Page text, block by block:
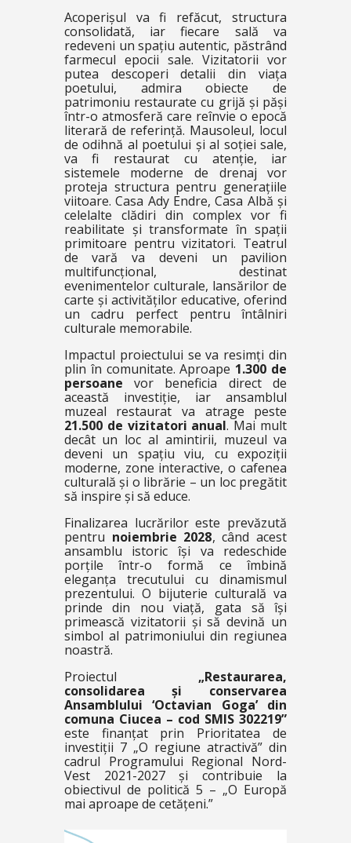
Acoperișul va fi refăcut, structura
consolidată, iar fiecare sală va
redeveni un spațiu autentic, păstrând
farmecul epocii sale. Vizitatorii vor
putea descoperi detalii din viața
poetului, admira obiecte de
patrimoniu restaurate cu grijă și păși
într-o atmosferă care reînvie o epocă
literară de referință. Mausoleul, locul
de odihnă al poetului și al soției sale,
va fi restaurat cu atenție, iar
sistemele moderne de drenaj vor
proteja structura pentru generațiile
viitoare. Casa Ady Endre, Casa Albă și
celelalte clădiri din complex vor fi
reabilitate și transformate în spații
primitoare pentru vizitatori. Teatrul
de vară va deveni un pavilion
multifuncțional, destinat
evenimentelor culturale, lansărilor de
carte și activităților educative, oferind
un cadru perfect pentru întâlniri
culturale memorabile.
Impactul proiectului se va resimți din
plin în comunitate. Aproape 1.300 de
persoane vor beneficia direct de
această investiție, iar ansamblul
muzeal restaurat va atrage peste
21.500 de vizitatori anual. Mai mult
decât un loc al amintirii, muzeul va
deveni un spațiu viu, cu expoziții
moderne, zone interactive, o cafenea
culturală și o librărie – un loc pregătit
să inspire și să educe.
Finalizarea lucrărilor este prevăzută
pentru noiembrie 2028, când acest
ansamblu istoric își va redeschide
porțile într-o formă ce îmbină
eleganța trecutului cu dinamismul
prezentului. O bijuterie culturală va
prinde din nou viață, gata să își
primească vizitatorii și să devină un
simbol al patrimoniului din regiunea
noastră.
Proiectul „Restaurarea,
consolidarea și conservarea
Ansamblului ‘Octavian Goga’ din
comuna Ciucea – cod SMIS 302219”
este finanțat prin Prioritatea de
investiții 7 „O regiune atractivă” din
cadrul Programului Regional Nord-
Vest 2021-2027 și contribuie la
obiectivul de politică 5 – „O Europă
mai aproape de cetățeni.”